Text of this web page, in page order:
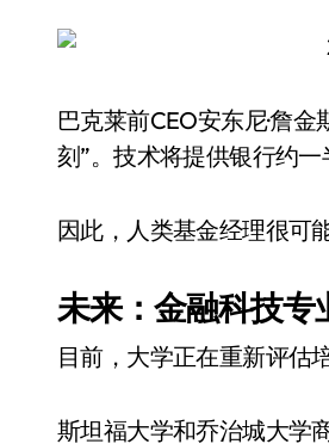
巴克莱前CEO安东尼·詹
刻”。技术将提供银行约
因此，人类基金经理很可
未来：金融科技专
目前，大学正在重新评估
斯坦福大学和乔治城大学